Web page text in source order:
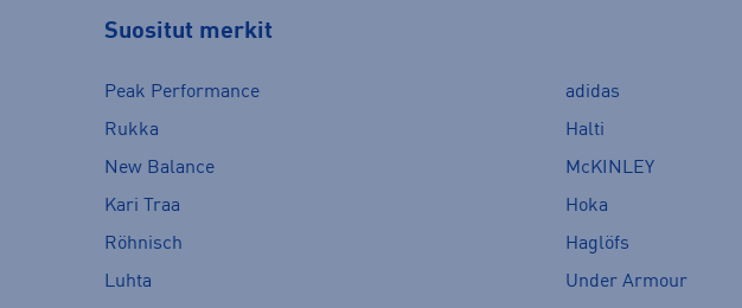
Suositut merkit
Peak Performance adidas
Rukka
Halti
New Balance
McKINLEY
Kari Traa
Hoka
Röhnisch
Haglöfs
Luhta
Under Armour